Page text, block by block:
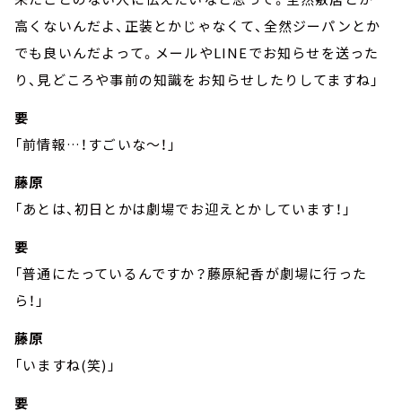
高くないんだよ、正装とかじゃなくて、全然ジーパンとか
でも良いんだよって。メールやLINEでお知らせを送った
り、見どころや事前の知識をお知らせしたりしてますね」
要
「前情報…！すごいな～！」
藤原
「あとは、初日とかは劇場でお迎えとかしています！」
要
「普通にたっているんですか？藤原紀香が劇場に行った
ら！」
藤原
「いますね(笑)」
要